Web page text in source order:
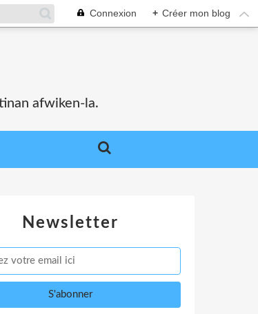
Connexion + Créer mon blog
afwiken-la.
Newsletter